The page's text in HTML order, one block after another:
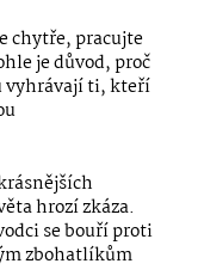
chytře, pracujte
je důvod, proč
vyhrávají ti, kteří
hrozí zkáza.
se bouří proti
zbohatlíkům